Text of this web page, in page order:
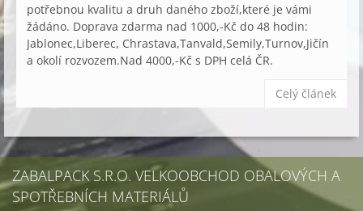
potřebnou kvalitu a druh daného zboží,které je vámi
žádáno. Doprava zdarma nad 1000,-Kč do 48 hodin:
Jablonec,Liberec, Chrastava,Tanvald,Semily,Turnov,Jičín
a okolí rozvozem.Nad 4000,-Kč s DPH celá ČR.
Celý článek
ZABALPACK S.R.O. VELKOOBCHOD OBALOVÝCH A
SPOTŘEBNÍCH MATERIÁLŮ